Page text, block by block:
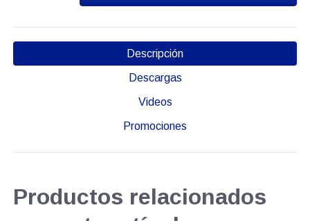
Descripción
Descargas
Videos
Promociones
Productos relacionados